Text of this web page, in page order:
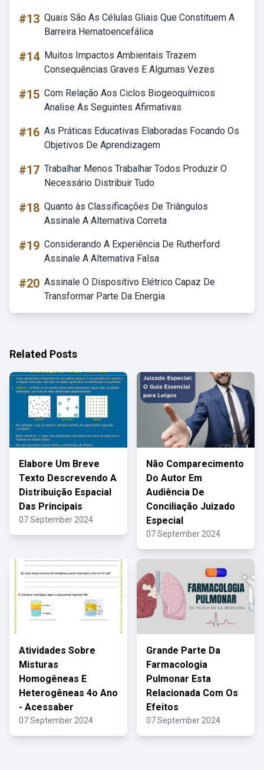
#13 Quais São As Células Gliais Que Constituem A
Barreira Hematoencefálica
#14 Muitos Impactos Ambientais Trazem
Consequências Graves E Algumas Vezes
#15 Com Relação Aos Ciclos Biogeoquímicos
Analise As Seguintes Afirmativas
#16 As Práticas Educativas Elaboradas Focando Os
Objetivos De Aprendizagem
#17 Trabalhar Menos Trabalhar Todos Produzir O
Necessário Distribuir Tudo
#18 Quanto às Classificações De Triângulos
Assinale A Alternativa Correta
#19 Considerando A Experiência De Rutherford
Assinale A Alternativa Falsa
#20 Assinale O Dispositivo Elétrico Capaz De
Transformar Parte Da Energia
Related Posts
Elabore Um Breve
Texto Descrevendo A
Distribuição Espacial
Das Principais
07 September 2024
Não Comparecimento
Do Autor Em
Audiência De
Conciliação Juizado
Especial
07 September 2024
Atividades Sobre
Misturas
Homogêneas E
Heterogêneas 4o Ano
- Acessaber
07 September 2024
Grande Parte Da
Farmacologia
Pulmonar Esta
Relacionada Com Os
Efeitos
07 September 2024